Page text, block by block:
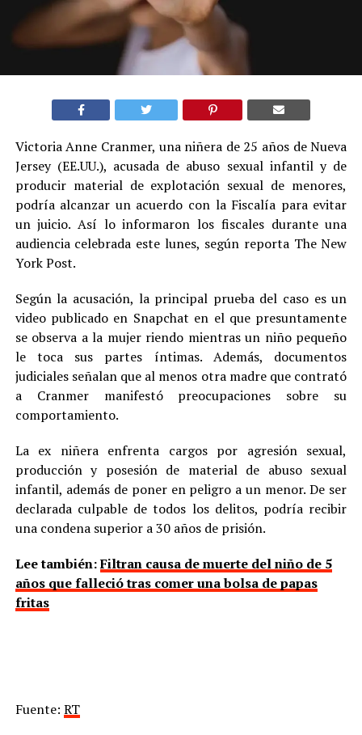
Victoria Anne Cranmer, una niñera de 25 años de Nueva
Jersey (EE.UU.), acusada de abuso sexual infantil y de
producir material de explotación sexual de menores,
podría alcanzar un acuerdo con la Fiscalía para evitar
un juicio. Así lo informaron los fiscales durante una
audiencia celebrada este lunes, según reporta The New
York Post.
Según la acusación, la principal prueba del caso es un
video publicado en Snapchat en el que presuntamente
se observa a la mujer riendo mientras un niño pequeño
le toca sus partes íntimas. Además, documentos
judiciales señalan que al menos otra madre que contrató
a Cranmer manifestó preocupaciones sobre su
comportamiento.
La ex niñera enfrenta cargos por agresión sexual,
producción y posesión de material de abuso sexual
infantil, además de poner en peligro a un menor. De ser
declarada culpable de todos los delitos, podría recibir
una condena superior a 30 años de prisión.
Lee también:Filtran causa de muerte del niño de 5
años que falleció tras comer una bolsa de papas
fritas
Fuente: RT